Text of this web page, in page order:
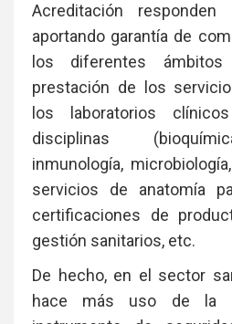
Acreditación
aportando garantía de
los diferentes
prestación de los
los laboratorios
disciplinas
inmunología,
servicios de anatomía
certificaciones de
gestión sanitarios, etc.
De hecho, en el sector
hace más uso de la